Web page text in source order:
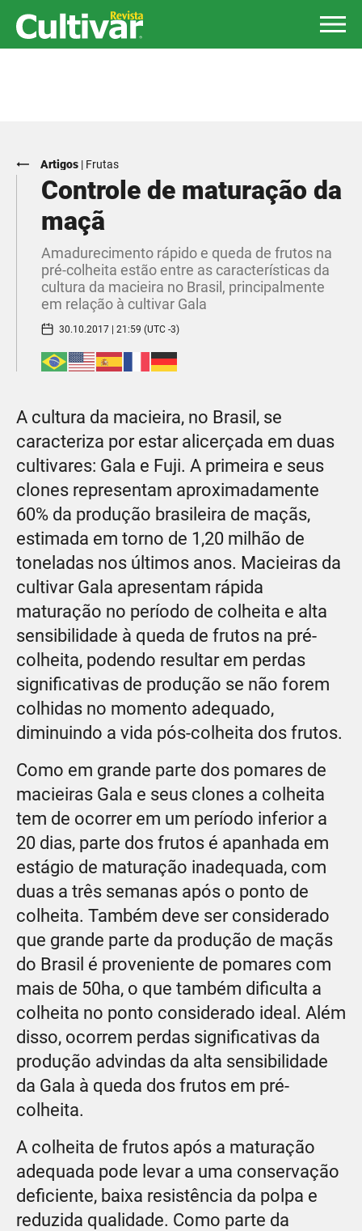
Artigos | Frutas
Controle de maturação da
maçã
Amadurecimento rápido e queda de frutos na
pré-colheita estão entre as características da
cultura da macieira no Brasil, principalmente
em relação à cultivar Gala
30.10.2017 | 21:59 (UTC -3)
A cultura da macieira, no Brasil, se
caracteriza por estar alicerçada em duas
cultivares: Gala e Fuji. A primeira e seus
clones representam aproximadamente
60% da produção brasileira de maçãs,
estimada em torno de 1,20 milhão de
toneladas nos últimos anos. Macieiras da
cultivar Gala apresentam rápida
maturação no período de colheita e alta
sensibilidade à queda de frutos na pré-
colheita, podendo resultar em perdas
significativas de produção se não forem
colhidas no momento adequado,
diminuindo a vida pós-colheita dos frutos.
Como em grande parte dos pomares de
macieiras Gala e seus clones a colheita
tem de ocorrer em um período inferior a
20 dias, parte dos frutos é apanhada em
estágio de maturação inadequada, com
duas a três semanas após o ponto de
colheita. Também deve ser considerado
que grande parte da produção de maçãs
do Brasil é proveniente de pomares com
mais de 50ha, o que também dificulta a
colheita no ponto considerado ideal. Além
disso, ocorrem perdas significativas da
produção advindas da alta sensibilidade
da Gala à queda dos frutos em pré-
colheita.
A colheita de frutos após a maturação
adequada pode levar a uma conservação
deficiente, baixa resistência da polpa e
reduzida qualidade. Como parte da